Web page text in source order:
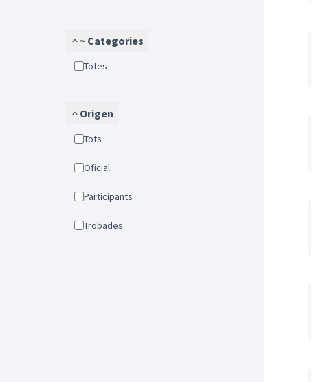
~ Categories
Totes
Origen
Tots
Oficial
Participants
Trobades